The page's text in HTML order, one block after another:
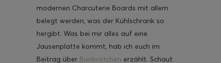
modernen Charcuterie Boards mit allem
belegt werden, was der Kühlschrank so
hergibt. Was bei mir alles auf eine
Jausenplatte kommt, hab ich euch im
Beitrag über Bierbrötchen erzählt. Schaut